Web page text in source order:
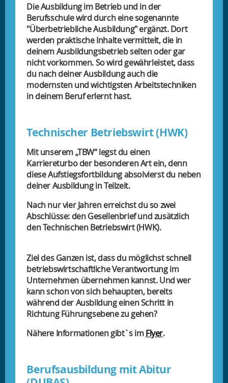
Die Ausbildung im Betrieb und in der
Berufsschule wird durch eine sogenannte
"Überbetriebliche Ausbildung" ergänzt. Dort
werden praktische Inhalte vermittelt, die in
deinem Ausbildungsbetrieb selten oder gar
nicht vorkommen. So wird gewährleistet, dass
du nach deiner Ausbildung auch die
modernsten und wichtigsten Arbeitstechniken
in deinem Beruf erlernt hast.
Technischer Betriebswirt (HWK)
Mit unserem „TBW“ legst du einen
Karriereturbo der besonderen Art ein, denn
diese Aufstiegsfortbildung absolvierst du neben
deiner Ausbildung in Teilzeit.
Nach nur vier Jahren erreichst du so zwei
Abschlüsse: den Gesellenbrief und zusätzlich
den Technischen Betriebswirt (HWK).
Ziel des Ganzen ist, dass du möglichst schnell
betriebswirtschaftliche Verantwortung im
Unternehmen übernehmen kannst. Und wer
kann schon von sich behaupten, bereits
während der Ausbildung einen Schritt in
Richtung Führungsebene zu gehen?
Nähere Informationen gibt`s imFlyer.
Berufsausbildung mit Abitur